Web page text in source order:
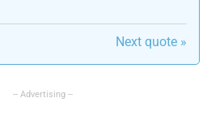
Next quote »